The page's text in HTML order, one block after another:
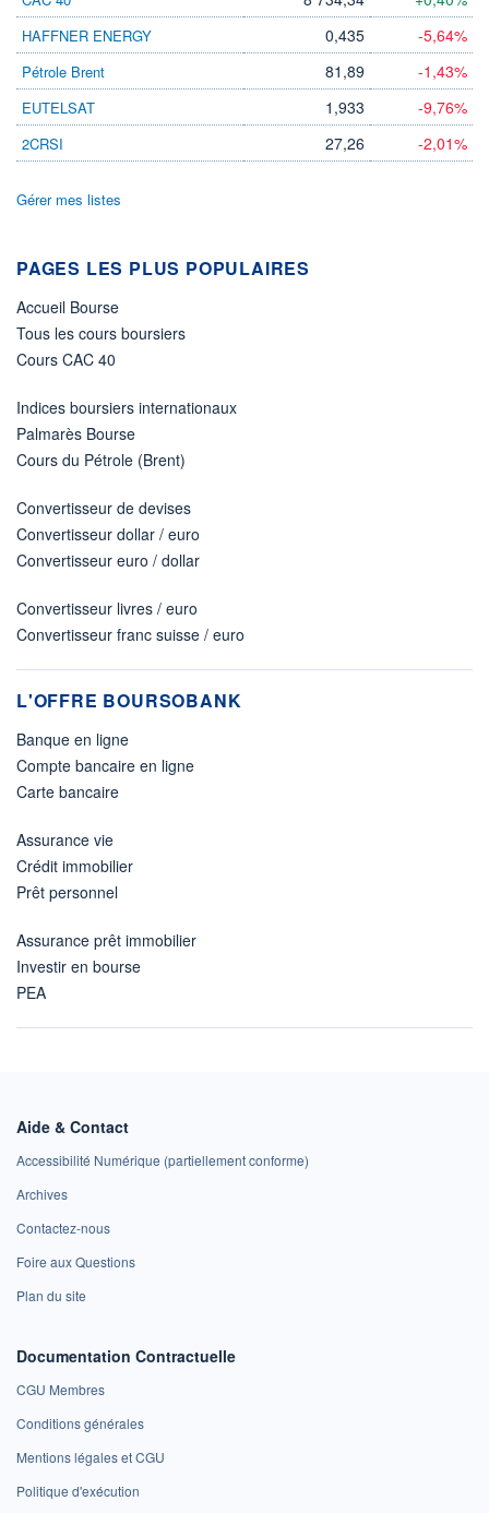
0,00 EUR -
PROCHAIN
DIVIDENDE
-
HAFFNER ENERGY 0,435 -5,64%
Pétrole Brent 81,89 -1,43%
EUTELSAT 1,933 -9,76%
2CRSI 27,26 -2,01%
Gérer mes listes
PAGES LES PLUS POPULAIRES
Accueil Bourse
Tous les cours boursiers
Cours CAC 40
Indices boursiers internationaux
Palmarès Bourse
Cours du Pétrole (Brent)
Convertisseur de devises
Convertisseur dollar / euro
Convertisseur euro / dollar
Convertisseur livres / euro
Convertisseur franc suisse / euro
L'OFFRE BOURSOBANK
Banque en ligne
Compte bancaire en ligne
Carte bancaire
Assurance vie
Crédit immobilier
Prêt personnel
Assurance prêt immobilier
Investir en bourse
PEA
Aide & Contact
Accessibilité Numérique (partiellement conforme)
Archives
Contactez-nous
Foire aux Questions
Plan du site
Documentation Contractuelle
CGU Membres
Conditions générales
Mentions légales et CGU
Politique d'exécution